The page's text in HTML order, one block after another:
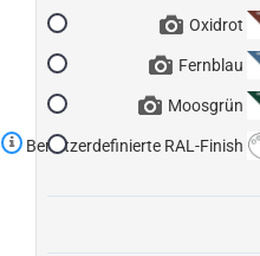
Oxidrot
Fernblau
Moosgrün
Benutzerdefinierte RAL-Finish